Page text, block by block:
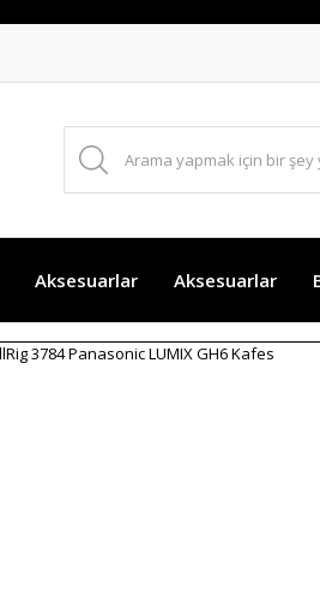
Aksesuarlar Aksesuarlar